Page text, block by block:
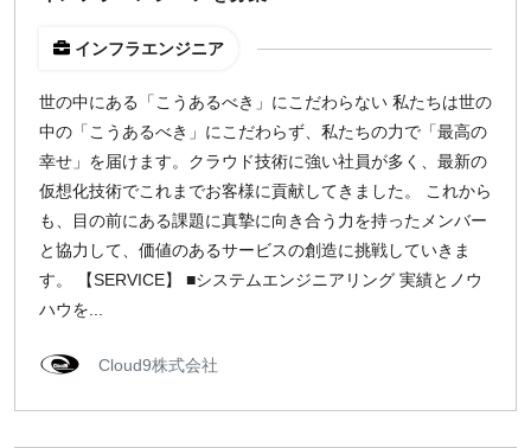
インフラエンジニア
世の中にある「こうあるべき」にこだわらない 私たちは世の
中の「こうあるべき」にこだわらず、私たちの力で「最高の
幸せ」を届けます。クラウド技術に強い社員が多く、最新の
仮想化技術でこれまでお客様に貢献してきました。 これから
も、目の前にある課題に真摯に向き合う力を持ったメンバー
と協力して、価値のあるサービスの創造に挑戦していきま
す。 【SERVICE】 ■システムエンジニアリング 実績とノウ
ハウを...
Cloud9株式会社